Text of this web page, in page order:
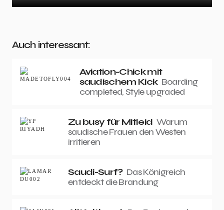
Auch interessant:
Aviation-Chick mit
saudischem Kick Boarding
completed, Style upgraded
Zu busy für Mitleid Warum
saudische Frauen den Westen
irritieren
Saudi-Surf? Das Königreich
entdeckt die Brandung